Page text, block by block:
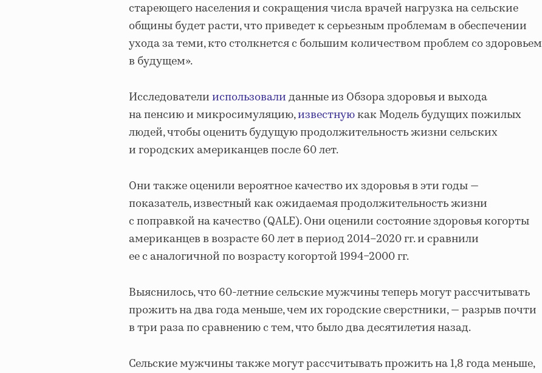
стареющего населения и сокращения числа врачей нагрузка на сельские
общины будет расти, что приведет к серьезным проблемам в обеспечении
ухода за теми, кто столкнется с большим количеством проблем со здоровьем
в будущем».
Исследователииспользовалиданные из Обзора здоровья и выхода
на пенсию и микросимуляцию,известнуюкак Модель будущих пожилых
людей, чтобы оценить будущую продолжительность жизни сельских
и городских американцев после 60 лет.
Они также оценили вероятное качество их здоровья в эти годы —
показатель, известный как ожидаемая продолжительность жизни
с поправкой на качество (QALE). Они оценили состояние здоровья когорты
американцев в возрасте 60 лет в период 2014–2020 гг. и сравнили
ее с аналогичной по возрасту когортой 1994−2000 гг.
Выяснилось, что 60-летние сельские мужчины теперь могут рассчитывать
прожить на два года меньше, чем их городские сверстники, — разрыв почти
в три раза по сравнению с тем, что было два десятилетия назад.
Сельские мужчины также могут рассчитывать прожить на 1,8 года меньше,